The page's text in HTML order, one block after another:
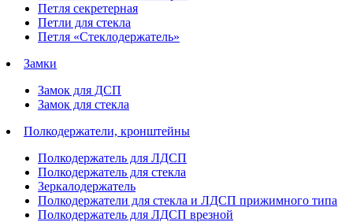
Петля секретерная
Петли для стекла
Петля «Стеклодержатель»
Замки
Замок для ДСП
Замок для стекла
Полкодержатели, кронштейны
Полкодержатель для ЛДСП
Полкодержатель для стекла
Зеркалодержатель
Полкодержатели для стекла и ЛДСП прижимного типа
Полкодержатель для ЛДСП врезной